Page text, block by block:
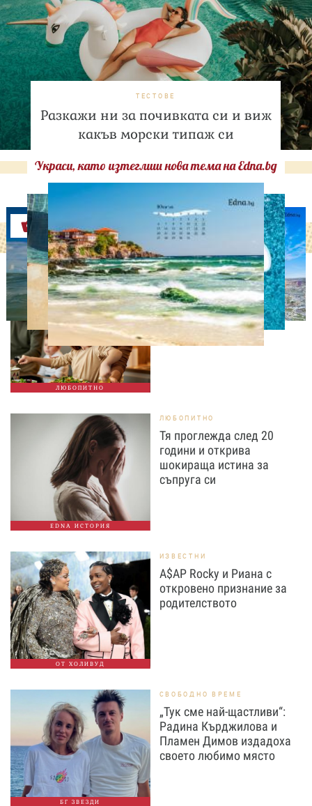
ТЕСТОВЕ
Разкажи ни за почивката си и виж
какъв морски типаж си
Украси, като изтеглиш нова тема на Edna.bg
Оферти
ЛЮБОПИТНО
ЛЮБОПИТНО
Тайната на добрата
вечеря не се крие в
сложната рецепта
EDNA ИСТОРИЯ
ЛЮБОПИТНО
Тя проглежда след 20
години и открива
шокираща истина за
съпруга си
ОТ ХОЛИВУД
ИЗВЕСТНИ
A$AP Rocky и Риана с
откровено признание за
родителството
БГ ЗВЕЗДИ
СВОБОДНО ВРЕМЕ
„Тук сме най-щастливи“:
Радина Кърджилова и
Пламен Димов издадоха
своето любимо място